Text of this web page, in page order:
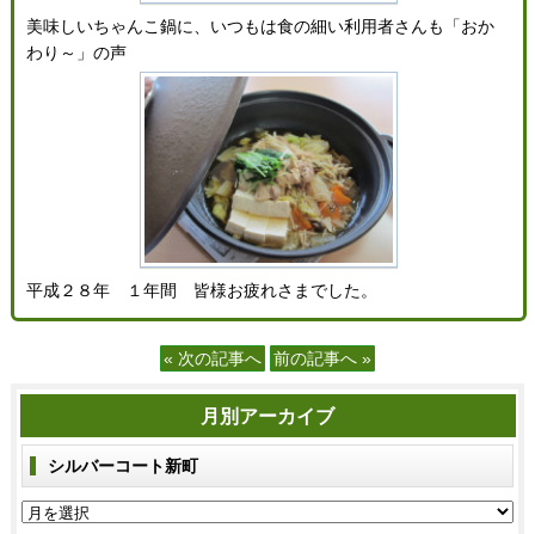
美味しいちゃんこ鍋に、いつもは食の細い利用者さんも「おか
わり～」の声
平成２８年 １年間 皆様お疲れさまでした。
« 次の記事へ 前の記事へ »
月別アーカイブ
シルバーコート新町